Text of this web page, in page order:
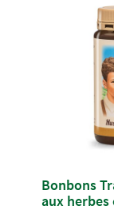
Bonbons
aux